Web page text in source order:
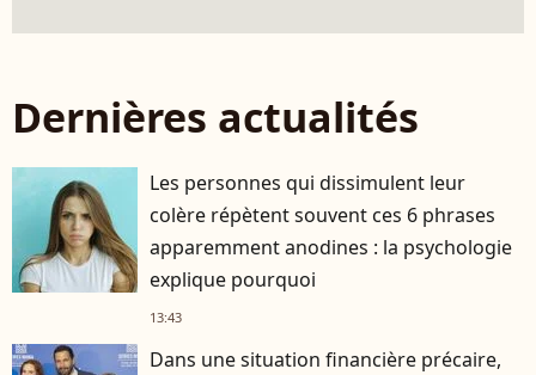
Dernières actualités
Les personnes qui dissimulent leur
colère répètent souvent ces 6 phrases
apparemment anodines : la psychologie
explique pourquoi
13:43
Dans une situation financière précaire,